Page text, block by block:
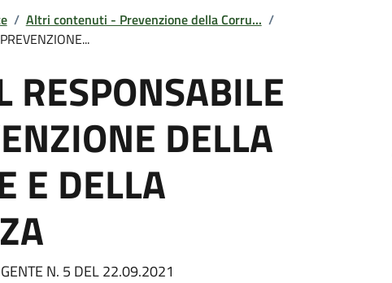
/ Altri contenuti - Prevenzione della Corru... /
DELLA
E DELLA
N. 5 DEL 22.09.2021